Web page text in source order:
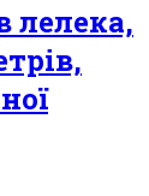
лелека,